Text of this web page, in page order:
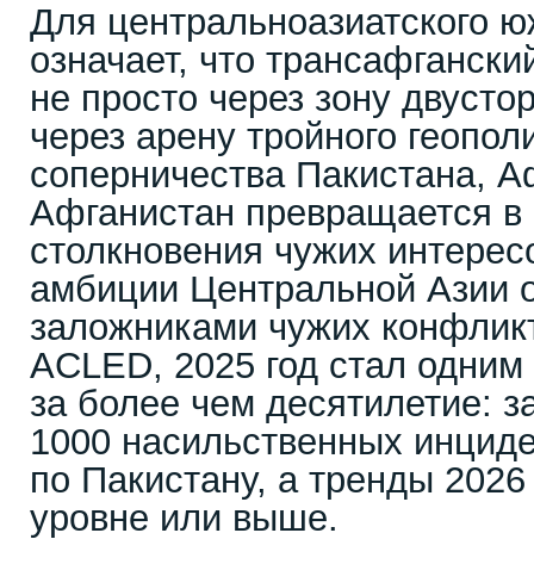
Для центральноазиатского
означает, что
не просто через зону
через арену тройного
соперничества Пакистана,
Афганистан превращается в
столкновения чужих
амбиции Центральной Азии
заложниками чужих
ACLED, 2025 год стал
за более чем десятилетие:
1000 насильственных
по Пакистану, а тренды
уровне или выше.